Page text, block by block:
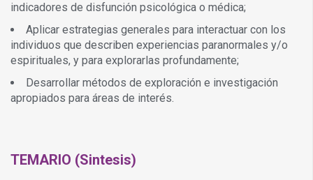
indicadores de disfunción psicológica o médica;
Aplicar estrategias generales para interactuar con los
individuos que describen experiencias paranormales y/o
espirituales, y para explorarlas profundamente;
Desarrollar métodos de exploración e investigación
apropiados para áreas de interés.
TEMARIO (Sintesis)